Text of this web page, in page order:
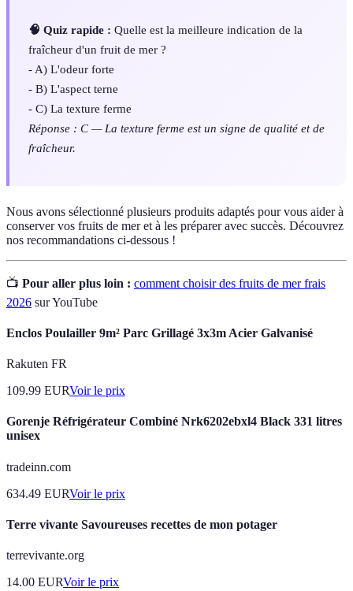
🧠 Quiz rapide : Quelle est la meilleure indication de la
fraîcheur d'un fruit de mer ?
- A) L'odeur forte
- B) L'aspect terne
- C) La texture ferme
Réponse : C — La texture ferme est un signe de qualité et de
fraîcheur.
Nous avons sélectionné plusieurs produits adaptés pour vous aider à
conserver vos fruits de mer et à les préparer avec succès. Découvrez
nos recommandations ci-dessous !
📺 Pour aller plus loin : comment choisir des fruits de mer frais
2026 sur YouTube
Enclos Poulailler 9m² Parc Grillagé 3x3m Acier Galvanisé
Rakuten FR
109.99 EURVoir le prix
Gorenje Réfrigérateur Combiné Nrk6202ebxl4 Black 331 litres
unisex
tradeinn.com
634.49 EURVoir le prix
Terre vivante Savoureuses recettes de mon potager
terrevivante.org
14.00 EURVoir le prix